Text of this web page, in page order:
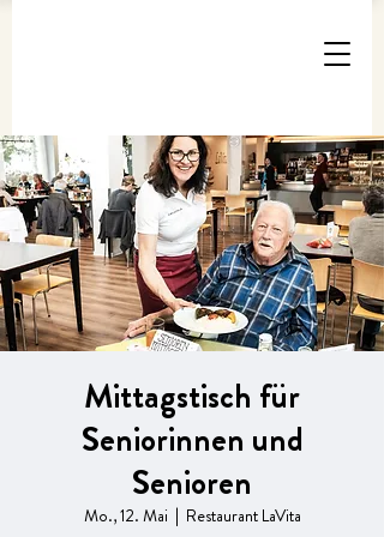
Mittagstisch für
Seniorinnen und
Senioren
Mo., 12. Mai
  |
Restaurant LaVita